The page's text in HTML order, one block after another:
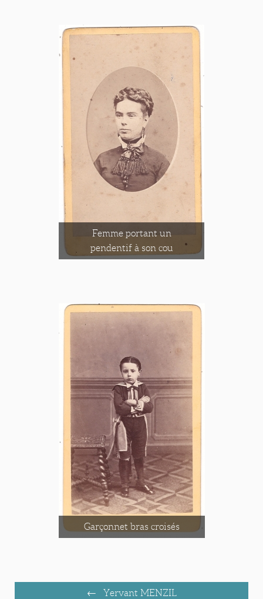
Femme portant un
pendentif à son cou
Garçonnet bras croisés
Yervant MENZIL